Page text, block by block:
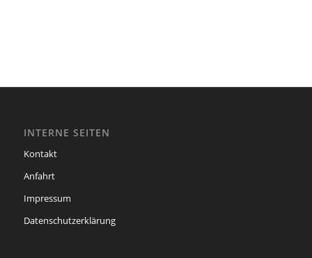
INTERNE SEITEN
Kontakt
Anfahrt
Impressum
Datenschutzerklärung